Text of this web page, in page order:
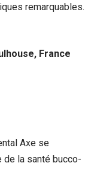
remarquables.
France
Axe se
la santé bucco-